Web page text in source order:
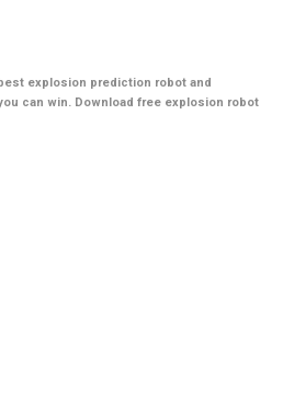
explosion prediction robot and
can win. Download free explosion robot